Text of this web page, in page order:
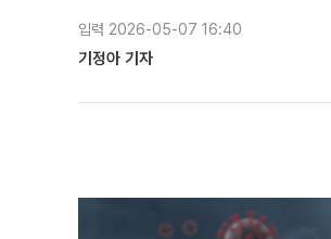
입력 2026-05-07 16:40
기정아 기자